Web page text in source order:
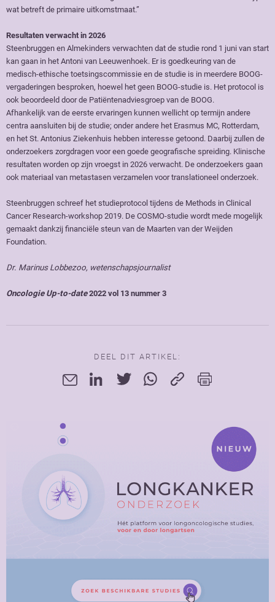
wat betreft de primaire uitkomstmaat.”
Resultaten verwacht in 2026
Steenbruggen en Almekinders verwachten dat de studie rond 1 juni van start
kan gaan in het Antoni van Leeuwenhoek. Er is goedkeuring van de
medisch-ethische toetsingscommissie en de studie is in meerdere BOOG-
vergaderingen besproken, hoewel het geen BOOG-studie is. Het protocol is
ook beoordeeld door de Patiëntenadviesgroep van de BOOG.
Afhankelijk van de eerste ervaringen kunnen wellicht op termijn andere
centra aansluiten bij de studie; onder andere het Erasmus MC, Rotterdam,
en het St. Antonius Ziekenhuis hebben interesse getoond. Daarbij zullen de
onderzoekers zorgdragen voor een goede geografische spreiding. Klinische
resultaten worden op zijn vroegst in 2026 verwacht. De onderzoekers gaan
ook materiaal van metastasen verzamelen voor translationeel onderzoek.
Steenbruggen schreef het studieprotocol tijdens de Methods in Clinical
Cancer Research-workshop 2019. De COSMO-studie wordt mede mogelijk
gemaakt dankzij financiële steun van de Maarten van der Weijden
Foundation.
Dr. Marinus Lobbezoo, wetenschapsjournalist
Oncologie Up-to-date2022 vol 13 nummer 3
DEEL DIT ARTIKEL: